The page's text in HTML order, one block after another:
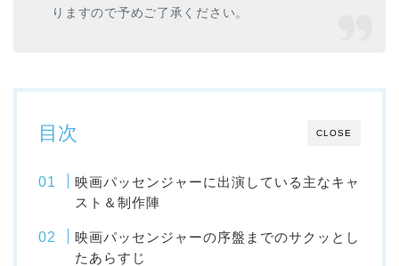
りますので予めご了承ください。
CLOSE
目次
映画パッセンジャーに出演している主なキャ
スト＆制作陣
映画パッセンジャーの序盤までのサクッとし
たあらすじ